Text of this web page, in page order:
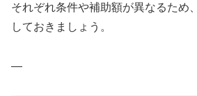
それぞれ条件や補助額が異なるため
しておきましょう。
—